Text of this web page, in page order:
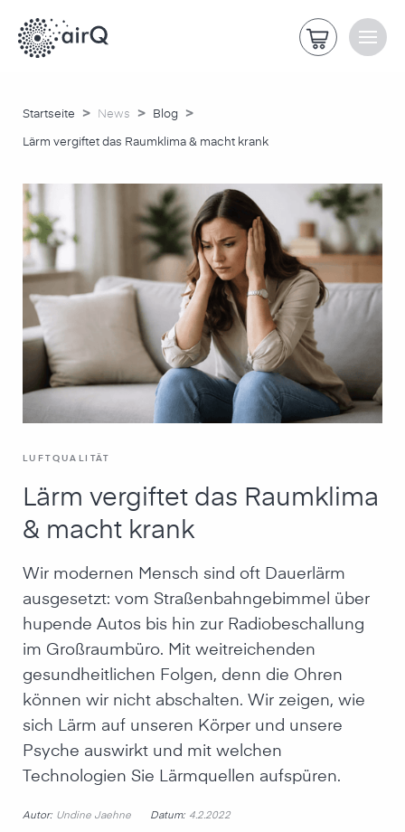
Startseite > News > Blog >
Lärm vergiftet das Raumklima & macht krank
LUFTQUALITÄT
Lärm vergiftet das Raumklima
& macht krank
Wir modernen Mensch sind oft Dauerlärm
ausgesetzt: vom Straßenbahngebimmel über
hupende Autos bis hin zur Radiobeschallung
im Großraumbüro. Mit weitreichenden
gesundheitlichen Folgen, denn die Ohren
können wir nicht abschalten. Wir zeigen, wie
sich Lärm auf unseren Körper und unsere
Psyche auswirkt und mit welchen
Technologien Sie Lärmquellen aufspüren.
Autor: Undine Jaehne Datum: 4.2.2022